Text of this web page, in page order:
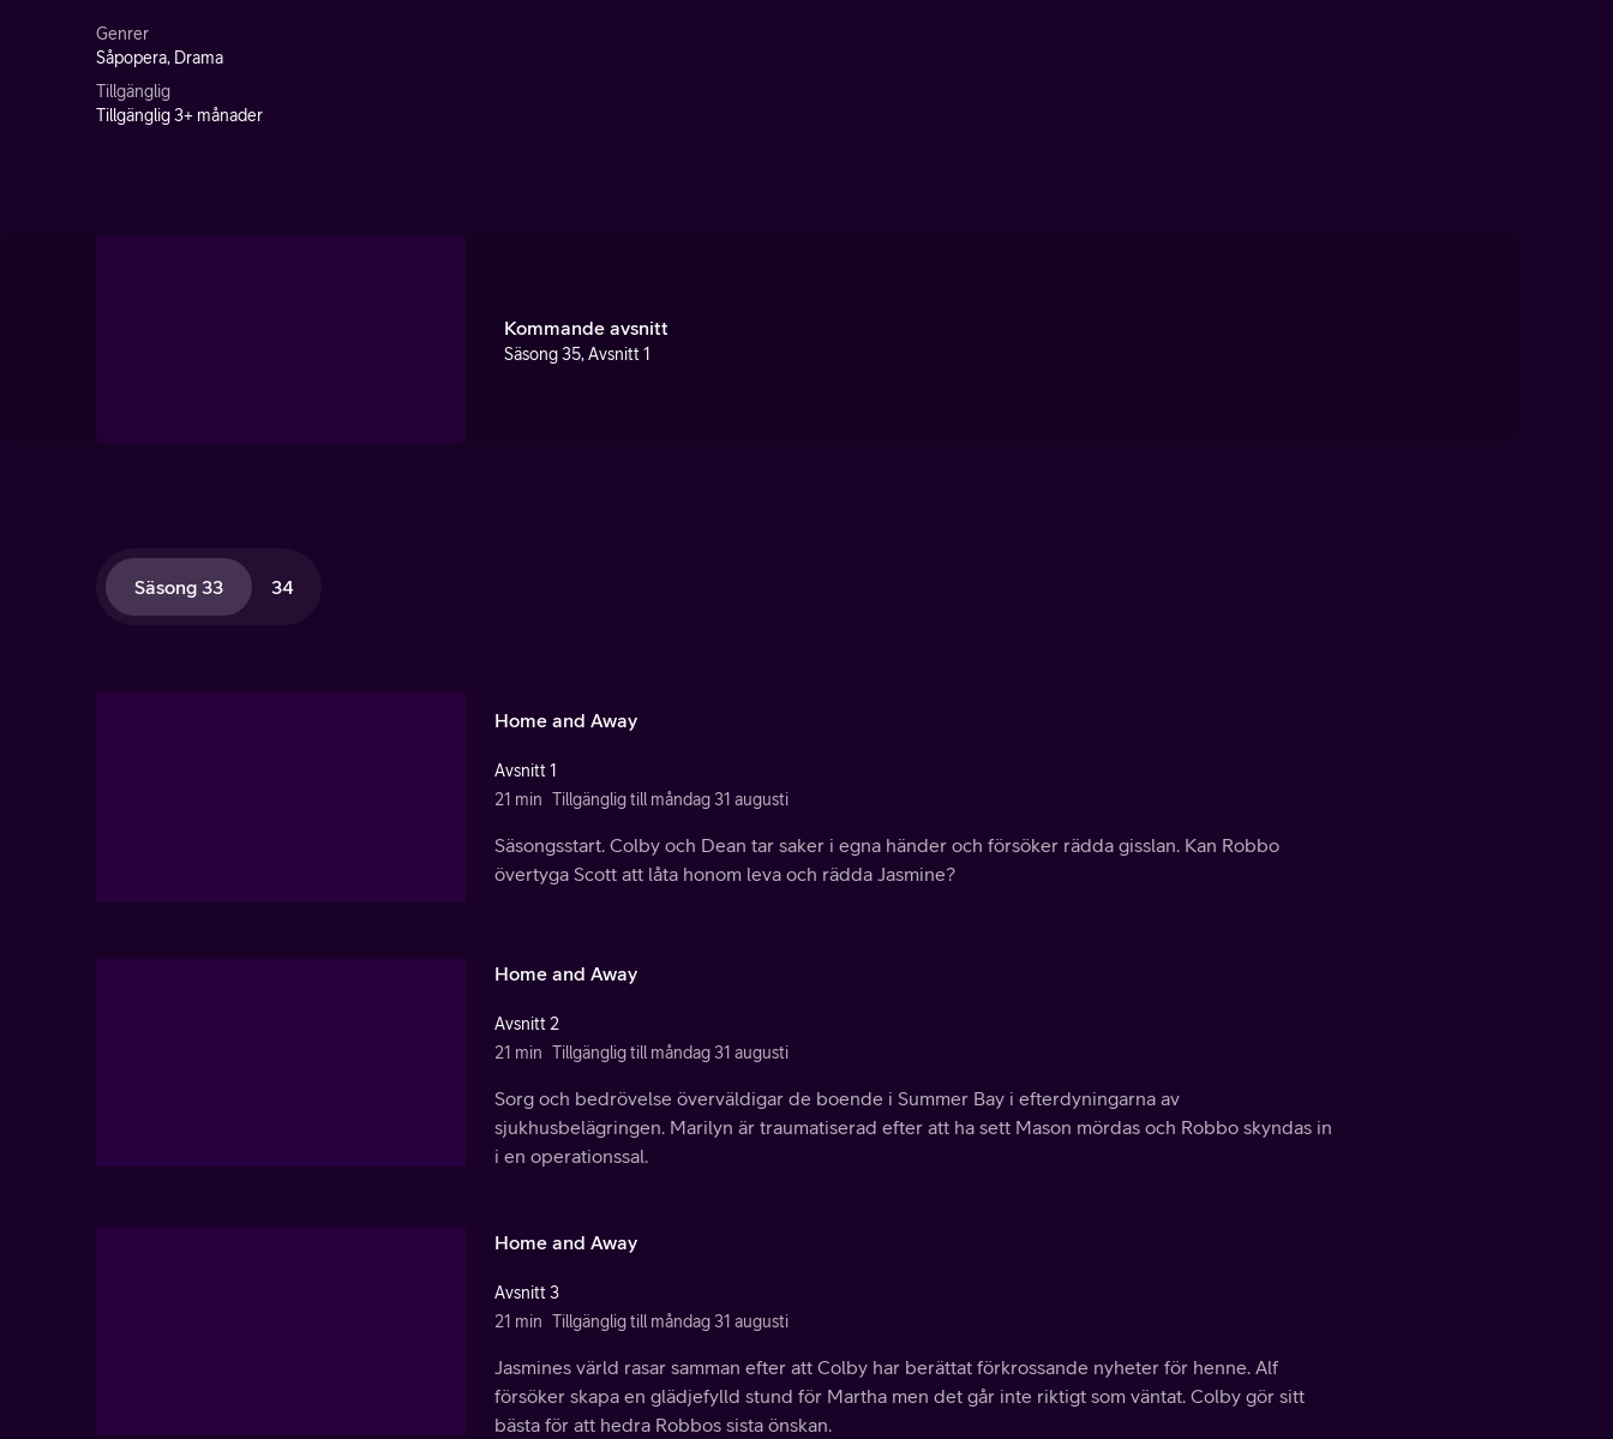
Genrer
Såpopera, Drama
Tillgänglig
Tillgänglig 3+ månader
Kommande avsnitt
Säsong 35, Avsnitt 1
Säsong 33 34
Home and Away
Avsnitt 1
21 min Tillgänglig till måndag 31 augusti
Säsongsstart. Colby och Dean tar saker i egna händer och försöker rädda gisslan. Kan Robbo
övertyga Scott att låta honom leva och rädda Jasmine?
Home and Away
Avsnitt 2
21 min Tillgänglig till måndag 31 augusti
Sorg och bedrövelse överväldigar de boende i Summer Bay i efterdyningarna av
sjukhusbelägringen. Marilyn är traumatiserad efter att ha sett Mason mördas och Robbo skyndas in
i en operationssal.
Home and Away
Avsnitt 3
21 min Tillgänglig till måndag 31 augusti
Jasmines värld rasar samman efter att Colby har berättat förkrossande nyheter för henne. Alf
försöker skapa en glädjefylld stund för Martha men det går inte riktigt som väntat. Colby gör sitt
bästa för att hedra Robbos sista önskan.